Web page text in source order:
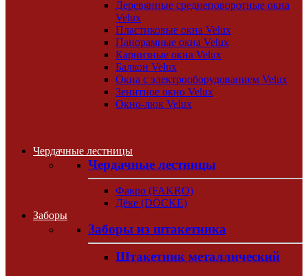
Деревянные среднеповоротные окна
Velux
Пластиковые окна Velux
Панорамные окна Velux
Карнизные окна Velux
Балкон Velux
Окна с электрооборудованием Velux
Зенитное окно Velux
Окно-люк Velux
Чердачные лестницы
Чердачные лестницы
Факро (FAKRO)
Дёке (DÖCKE)
Заборы
Заборы из штакетника
Штакетник металлический